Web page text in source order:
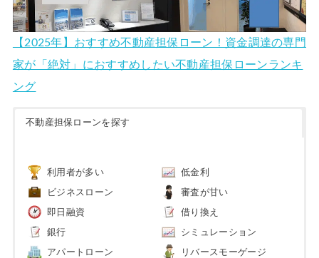
【2025年】おすすめ不動産担保ローン！資金調達の専門
家が「絶対」におすすめしたい不動産担保ローンランキ
ング
不動産担保ローンを探す
利用者が多い 低金利
ビジネスローン 審査が甘い
即日融資 借り換え
銀行 シミュレーション
アパートローン リバースモーゲージ